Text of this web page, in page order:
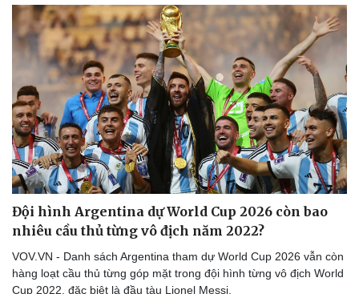
Thể thao
Bóng đá
Lịch thi đấu bóng đá
Thế giới thể thao
eSports
Hậu trường
Ô tô - Xe máy
Ô tô
Xe máy
Tư vấn
Đội hình Argentina dự World Cup 2026 còn bao
nhiêu cầu thủ từng vô địch năm 2022?
VOV.VN - Danh sách Argentina tham dự World Cup 2026 vẫn còn
hàng loạt cầu thủ từng góp mặt trong đội hình từng vô địch World
Cup 2022, đặc biệt là đầu tàu Lionel Messi.